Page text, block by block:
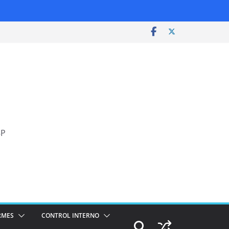
CONTROL INTERNO